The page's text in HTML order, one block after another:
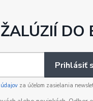
DO
Prihlásiť
za účelom zasielania